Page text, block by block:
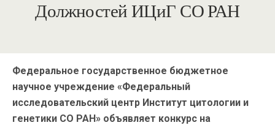
Должностей ИЦиГ СО РАН
Федеральное государственное бюджетное
научное учреждение «Федеральный
исследовательский центр Институт цитологии и
генетики СО РАН» объявляет конкурс на